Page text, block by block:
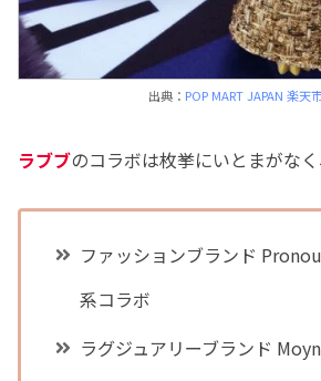
出典： POP MART JAPAN 楽天
ラブブのコラボは枚挙にいとまがな
ファッションブランド
系コラボ
ラグジュアリーブランド